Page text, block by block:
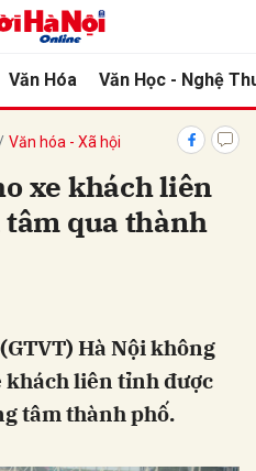
Văn Hóa Văn Học - Nghệ
Văn hóa - Xã hội
xe khách liên
qua thành
Hà Nội không
khách liên tỉnh được
tâm thành phố.